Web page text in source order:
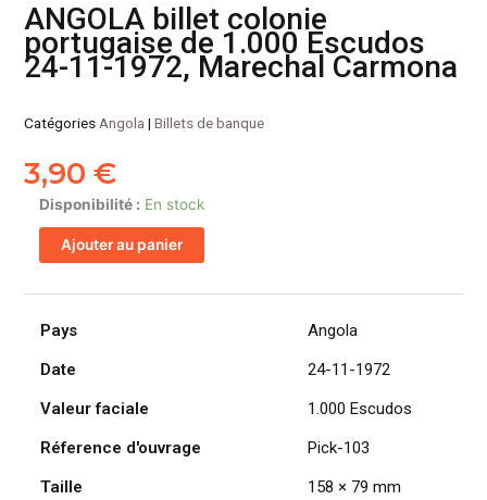
ANGOLA billet colonie
portugaise de 1.000 Escudos
24-11-1972, Marechal Carmona
CatégoriesAngola |Billets de banque
3,90€
Disponibilité : En stock
quantité
de
ANGOLA
colonie
portugaise
1.000
24-
11-
Marechal
Ajouter au panier
Pays
Angola
Date
24-11-1972
Valeur faciale
1.000 Escudos
Réference d'ouvrage
Pick-103
Taille
158 × 79 mm